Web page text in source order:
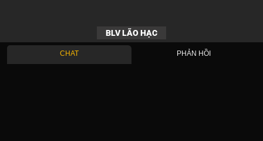
BLV LÃO HẠC
CHAT PHẢN HỒI